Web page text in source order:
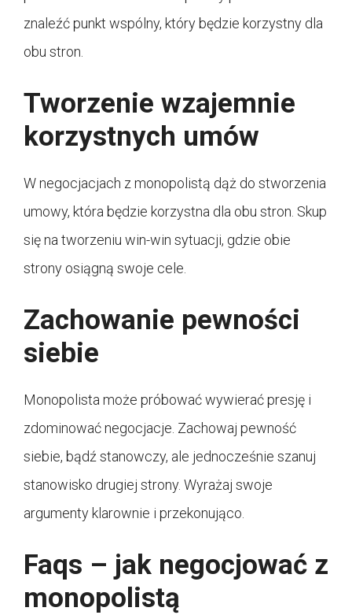
znaleźć punkt wspólny, który będzie korzystny dla
obu stron.
Tworzenie wzajemnie
korzystnych umów
W negocjacjach z monopolistą dąż do stworzenia
umowy, która będzie korzystna dla obu stron. Skup
się na tworzeniu win-win sytuacji, gdzie obie
strony osiągną swoje cele.
Zachowanie pewności
siebie
Monopolista może próbować wywierać presję i
zdominować negocjacje. Zachowaj pewność
siebie, bądź stanowczy, ale jednocześnie szanuj
stanowisko drugiej strony. Wyrażaj swoje
argumenty klarownie i przekonująco.
Faqs – jak negocjować z
monopolistą